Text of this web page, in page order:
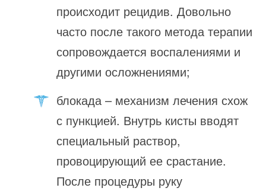
происходит рецидив. Довольно
часто после такого метода терапии
сопровождается воспалениями и
другими осложнениями;
блокада – механизм лечения схож
с пункцией. Внутрь кисты вводят
специальный раствор,
провоцирующий ее срастание.
После процедуры руку